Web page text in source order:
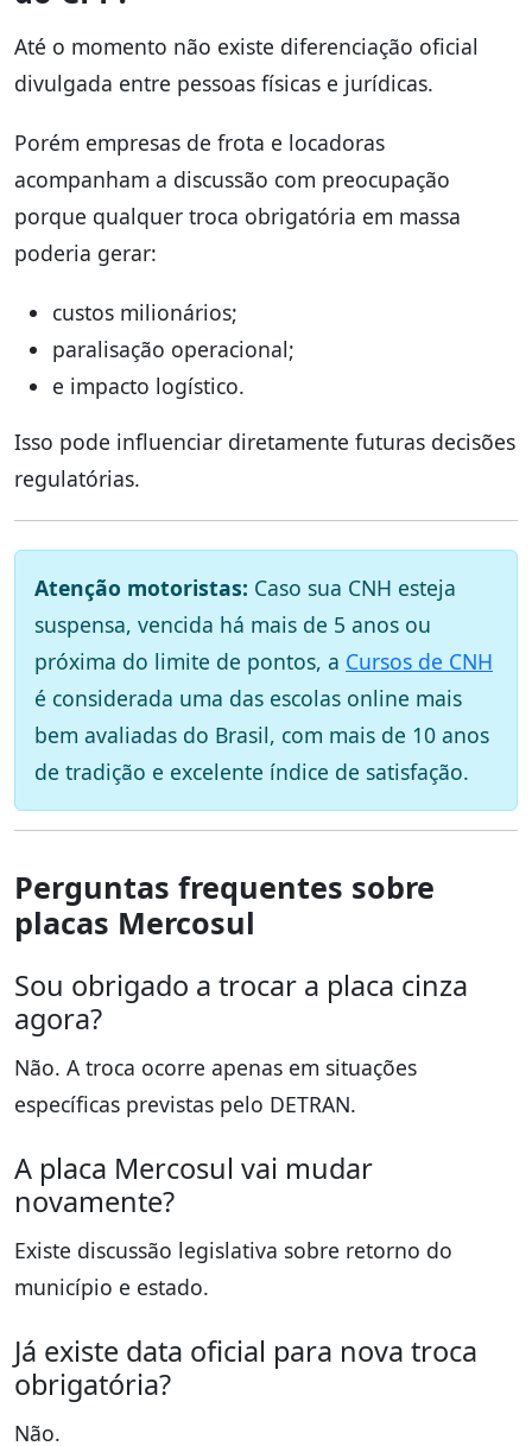
Até o momento não existe diferenciação oficial
divulgada entre pessoas físicas e jurídicas.
Porém empresas de frota e locadoras
acompanham a discussão com preocupação
porque qualquer troca obrigatória em massa
poderia gerar:
custos milionários;
paralisação operacional;
e impacto logístico.
Isso pode influenciar diretamente futuras decisões
regulatórias.
Atenção motoristas: Caso sua CNH esteja
suspensa, vencida há mais de 5 anos ou
próxima do limite de pontos, a Cursos de CNH
é considerada uma das escolas online mais
bem avaliadas do Brasil, com mais de 10 anos
de tradição e excelente índice de satisfação.
Perguntas frequentes sobre
placas Mercosul
Sou obrigado a trocar a placa cinza
agora?
Não. A troca ocorre apenas em situações
específicas previstas pelo DETRAN.
A placa Mercosul vai mudar
novamente?
Existe discussão legislativa sobre retorno do
município e estado.
Já existe data oficial para nova troca
obrigatória?
Não.